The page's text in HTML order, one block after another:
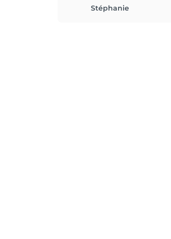
Stéphanie